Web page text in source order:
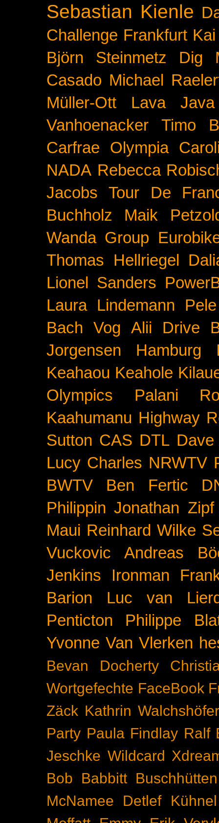
Sebastian Kienle
Challenge Frankfurt
Björn Steinmetz
Dig
Casado Michael
Müller-Ott
Lava Java
Vanhoenacker
Timo
Carfrae
Olympia
NADA Rebecca
Jacobs
Tour De
Buchholz
Maik
Wanda Group
Thomas Hellriegel
Lionel Sanders
Laura Lindemann
Pele
Bach Vog Alii Drive
Jorgensen
Hamburg
Keahaou Keahole
Olympics
Palani
Kaahumanu Highway
Sutton CAS DTL
Lucy Charles NRWTV
BWTV
Ben Fertic
Philippin Jonathan Zipf
Maui Reinhard Wilke
Vuckovic
Andreas
Jenkins
Ironman
Barion
Luc van
Penticton
Philippe
Yvonne Van Vlerken
Bevan Docherty
Wortgefechte FaceBook
Zäck Kathrin Walchshöfer
Party Paula Findlay Ralf
Jeschke Wildcard
Bob Babbitt Buschhütten
McNamee
Detlef Kühnel